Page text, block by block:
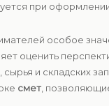
при
особое
оценить
, сырья и складских
смет ,